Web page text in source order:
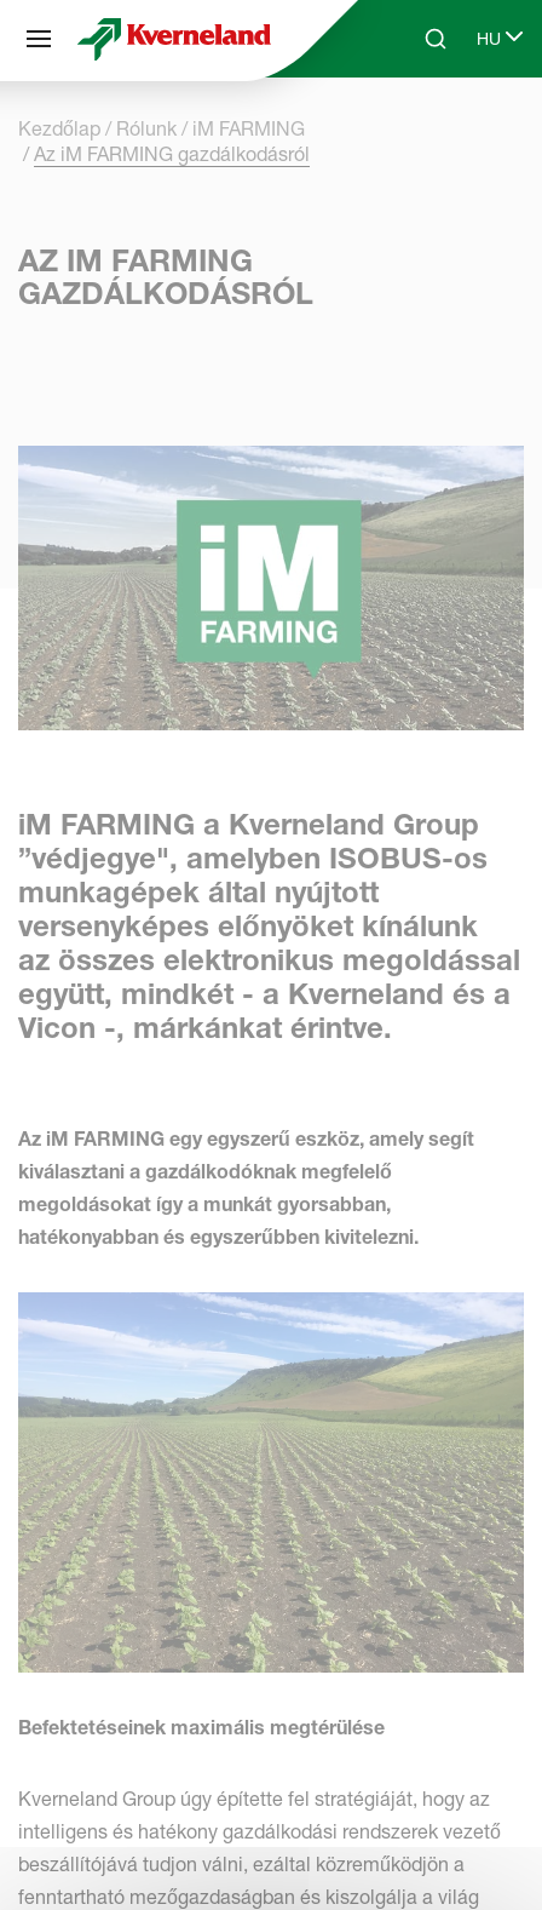
Skip to main contentSearchHU
Select
Kezdőlap Rólunk
iM FARMING
Az iM FARMING gazdálkodásról
AZ IM FARMING
GAZDÁLKODÁSRÓL
iM FARMING a Kverneland Group
”védjegye", amelyben ISOBUS-os
munkagépek által nyújtott
versenyképes előnyöket kínálunk
az összes elektronikus megoldással
együtt, mindkét - a Kverneland és a
Vicon -, márkánkat érintve.
Az iM FARMING egy egyszerű eszköz, amely segít
kiválasztani a gazdálkodóknak megfelelő
megoldásokat így a munkát gyorsabban,
hatékonyabban és egyszerűbben kivitelezni.
Befektetéseinek maximális megtérülése
Kverneland Group úgy építette fel stratégiáját, hogy az
intelligens és hatékony gazdálkodási rendszerek vezető
beszállítójává tudjon válni, ezáltal közreműködjön a
fenntartható mezőgazdaságban és kiszolgálja a világ
Süti preferenciák